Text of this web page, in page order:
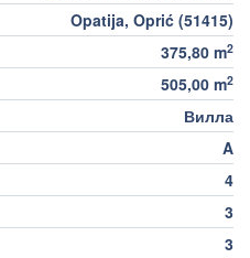
Opatija, Oprić (51415)
375,80 m2
505,00 m2
Вилла
A
4
3
3